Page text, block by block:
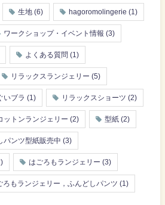
生地 (6) hagoromolingerie (1)
ワークショップ・イベント情報 (3)
よくある質問 (1)
リラックスランジェリー (5)
いブラ (1) リラックスショーツ (2)
ットンランジェリー (2) 型紙 (2)
パンツ型紙販売中 (3)
はごろもランジェリー (3)
もランジェリー，ふんどしパンツ (1)